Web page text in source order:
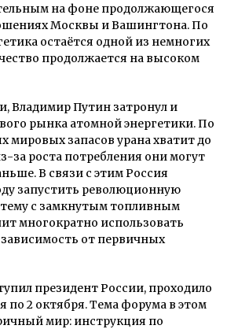
на фоне продолжающегося
Москвы и Вашингтона. По
остаётся одной из немногих
продолжается на высоком
Владимир Путин затронул и
рынка атомной энергетики. По
мировых запасов урана хватит до
за роста потребления они могут
В связи с этим Россия
запустить революционную
с замкнутым топливным
многократно использовать
от первичных
президент России, проходило
по 2 октября. Тема форума в этом
мир: инструкция по